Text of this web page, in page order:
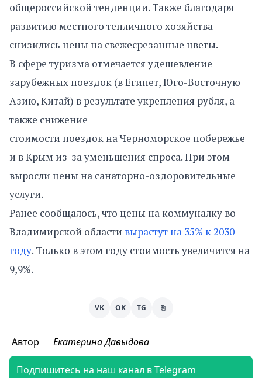
общероссийской тенденции. Также благодаря
развитию местного тепличного хозяйства
снизились цены на свежесрезанные цветы.
В сфере туризма отмечается удешевление
зарубежных поездок (в Египет, Юго-Восточную
Азию, Китай) в результате укрепления рубля, а
также снижение
стоимости поездок на Черноморское побережье
и в Крым из-за уменьшения спроса. При этом
выросли цены на санаторно-оздоровительные
услуги.
Ранее сообщалось, что цены на коммуналку во
Владимирской области вырастут на 35% к 2030
году. Только в этом году стоимость увеличится на
9,9%.
VK OK TG ⎘
Автор Екатерина Давыдова
Подпишитесь на наш канал в Telegram